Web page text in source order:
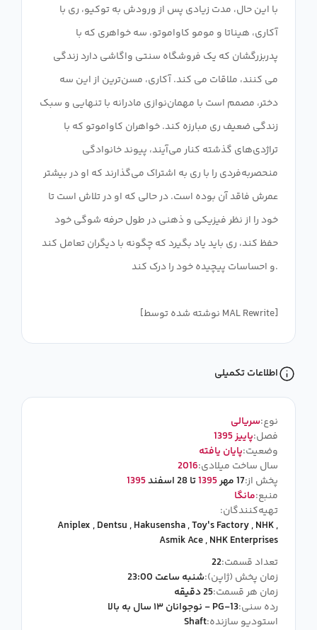
با این حال، مدت زیادی پس از ورودش به توکیو، ری با
آکاری، هیناتا و مومو کاواموتو، سه خواهری که با
پدربزرگشان که یک فروشگاه سنتی واگاشی دارد زندگی
می کنند، ملاقات می کند. آکاری، مسن‌ترین از این سه
دختر، مصمم است با مهمان‌نوازی مادرانه با تنهایی و سبک
زندگی ضعیف ری مبارزه کند. خواهران کاواموتو که با
تراژدی‌های گذشته کنار می‌آیند، پیوند خانوادگی
منحصربه‌فردی را با ری به اشتراک می‌گذارند که او در بیشتر
عمرش فاقد آن بوده است. در حالی که او در تلاش است تا
خود را از نظر فیزیکی و ذهنی در طول حرفه شوگی خود
حفظ کند، ری باید یاد بگیرد که چگونه با دیگران تعامل کند
و احساسات پیچیده خود را درک کند.
[نوشته شده توسط MAL Rewrite]
اطلاعات تکمیلی
نوع:سریالی
فصل:پاییز 1395
وضعیت:پایان یافته
سال ساخت میلادی:2016
پخش از:17 مهر 1395تا 28 اسفند
1395
منبع:مانگا
تهیه‌کنندگان:
Aniplex,Dentsu,Hakusensha,Toy's Factory,NHK,
Asmik Ace,NHK Enterprises
تعداد قسمت:22
زمان پخش (ژاپن):شنبه ساعت 23:00
زمان هر قسمت:25 دقیقه
رده سنی:PG-13 - نوجوانان ۱۳ سال به بالا
استودیو سازنده:Shaft